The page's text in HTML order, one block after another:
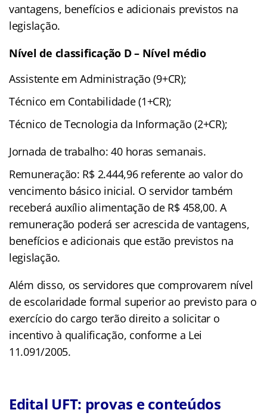
vantagens, benefícios e adicionais previstos na
legislação.
Nível de classificação D – Nível médio
Assistente em Administração (9+CR);
Técnico em Contabilidade (1+CR);
Técnico de Tecnologia da Informação (2+CR);
Jornada de trabalho: 40 horas semanais.
Remuneração: R$ 2.444,96 referente ao valor do
vencimento básico inicial. O servidor também
receberá auxílio alimentação de R$ 458,00. A
remuneração poderá ser acrescida de vantagens,
benefícios e adicionais que estão previstos na
legislação.
Além disso, os servidores que comprovarem nível
de escolaridade formal superior ao previsto para o
exercício do cargo terão direito a solicitar o
incentivo à qualificação, conforme a Lei
11.091/2005.
Edital UFT: provas e conteúdos